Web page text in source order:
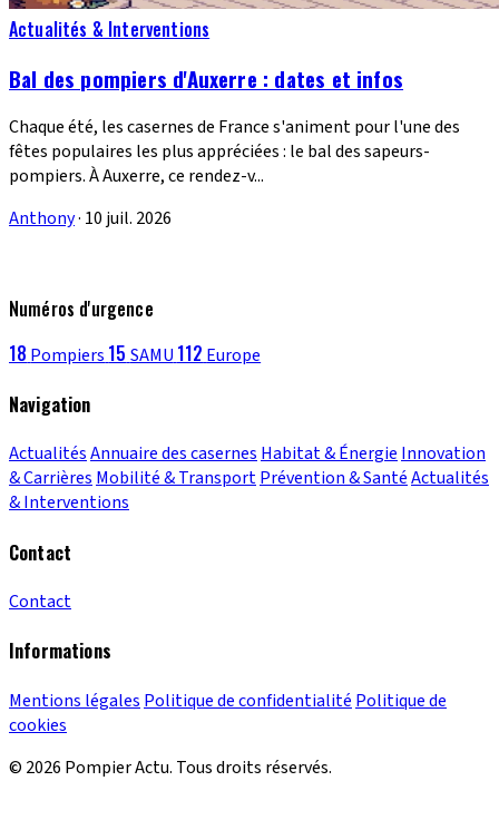
Actualités & Interventions
Bal des pompiers d'Auxerre : dates et infos
Chaque été, les casernes de France s'animent pour l'une des
fêtes populaires les plus appréciées : le bal des sapeurs-
pompiers. À Auxerre, ce rendez-v...
Anthony· 10 juil. 2026
Numéros d'urgence
18 Pompiers 15 SAMU 112 Europe
Navigation
ActualitésAnnuaire des casernesHabitat & ÉnergieInnovation
& CarrièresMobilité & TransportPrévention & SantéActualités
& Interventions
Contact
Contact
Informations
Mentions légales Politique de confidentialité Politique de
cookies
© 2026 Pompier Actu. Tous droits réservés.